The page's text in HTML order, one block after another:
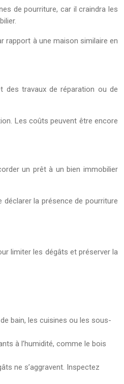
de pourriture, car il craindra les
rapport à une maison similaire en
des travaux de réparation ou de
Les coûts peuvent être encore
un prêt à un bien immobilier
la présence de pourriture
limiter les dégâts et préserver la
bain, les cuisines ou les sous-
à l’humidité, comme le bois
ne s’aggravent. Inspectez